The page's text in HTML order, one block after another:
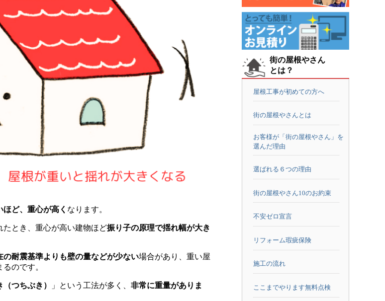
ほど、重心が高く なります。
とき、重心が高い建物ほど振り子の原理で揺れ幅が大き
の耐震基準よりも壁の量などが少ない場合があり、重い屋
のです。
（つちぶき） 」という工法が多く、 非常に重量がありま
街の屋根やさん
とは？
屋根工事が初めての方へ
街の屋根やさんとは
お客様が「街の屋根やさん」を
選んだ理由
選ばれる６つの理由
街の屋根やさん10のお約束
不安ゼロ宣言
リフォーム瑕疵保険
施工の流れ
ここまでやります無料点検